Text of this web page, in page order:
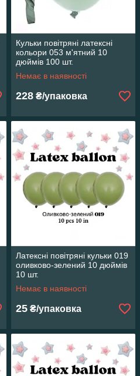
Кульки повітряні латексні
кольори 053 м'ятний 10
дюймів 100 шт.
Немає в наявності
228 ₴/упаковка
Латексні повітряні кульки 019
оливково-зелений 10 дюймів
10 шт.
Немає в наявності
25 ₴/упаковка